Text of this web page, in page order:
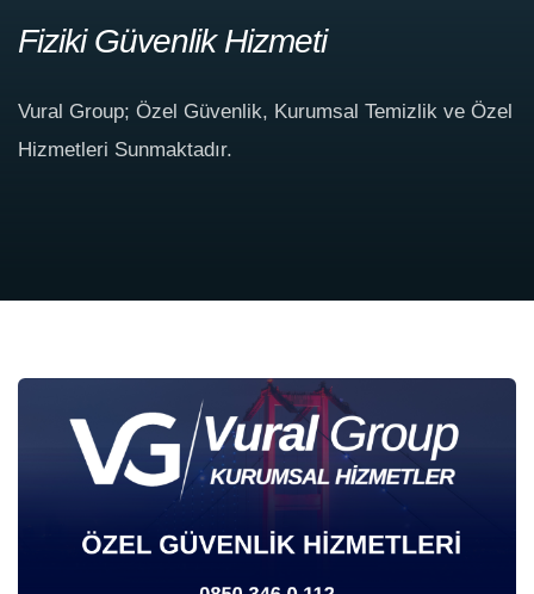
Fiziki Güvenlik Hizmeti
Vural Group; Özel Güvenlik, Kurumsal Temizlik ve Özel
Hizmetleri Sunmaktadır.